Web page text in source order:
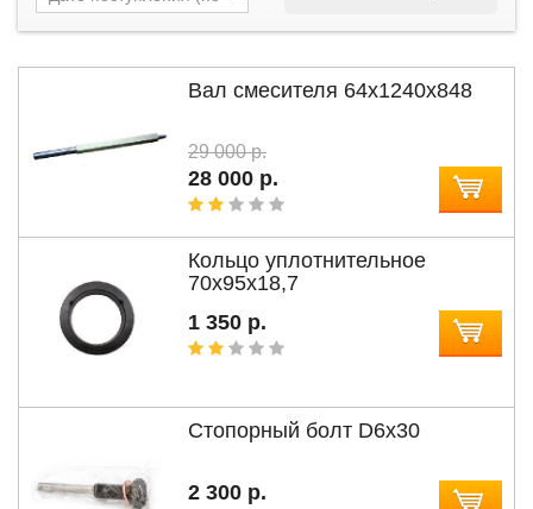
Вал смесителя 64х1240х848
29 000 р.
28 000 р.
Кольцо уплотнительное
70х95х18,7
1 350 р.
Cтопорный болт D6x30
2 300 р.